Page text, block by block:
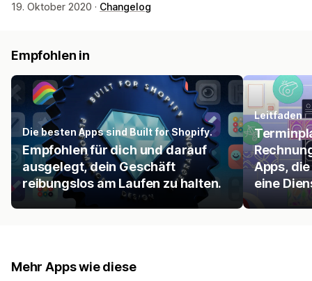
19. Oktober 2020 · Changelog
Empfohlen in
Die besten Apps sind Built for Shopify.
Empfohlen für dich und darauf
ausgelegt, dein Geschäft
reibungslos am Laufen zu halten.
Leitfaden
Apps,
eine
Mehr Apps wie diese